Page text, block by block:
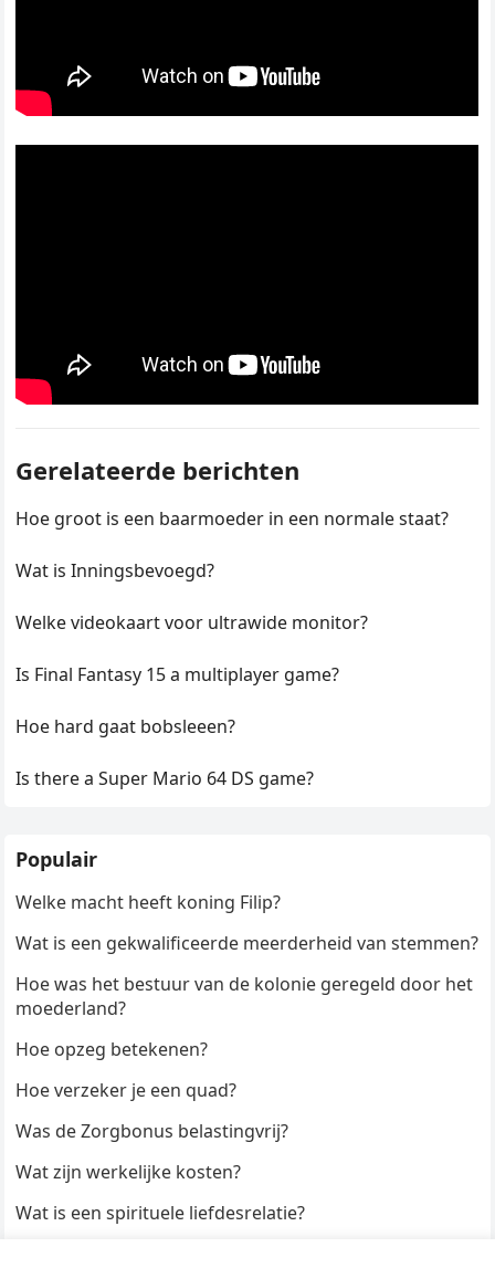
Gerelateerde berichten
Hoe groot is een baarmoeder in een normale staat?
Wat is Inningsbevoegd?
Welke videokaart voor ultrawide monitor?
Is Final Fantasy 15 a multiplayer game?
Hoe hard gaat bobsleeen?
Is there a Super Mario 64 DS game?
Populair
Welke macht heeft koning Filip?
Wat is een gekwalificeerde meerderheid van stemmen?
Hoe was het bestuur van de kolonie geregeld door het
moederland?
Hoe opzeg betekenen?
Hoe verzeker je een quad?
Was de Zorgbonus belastingvrij?
Wat zijn werkelijke kosten?
Wat is een spirituele liefdesrelatie?